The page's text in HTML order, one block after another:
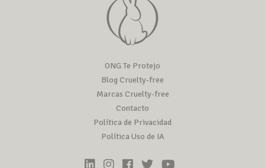
ONG Te Protejo
Blog Cruelty-free
Marcas Cruelty-free
Contacto
Política de Privacidad
Política Uso de IA